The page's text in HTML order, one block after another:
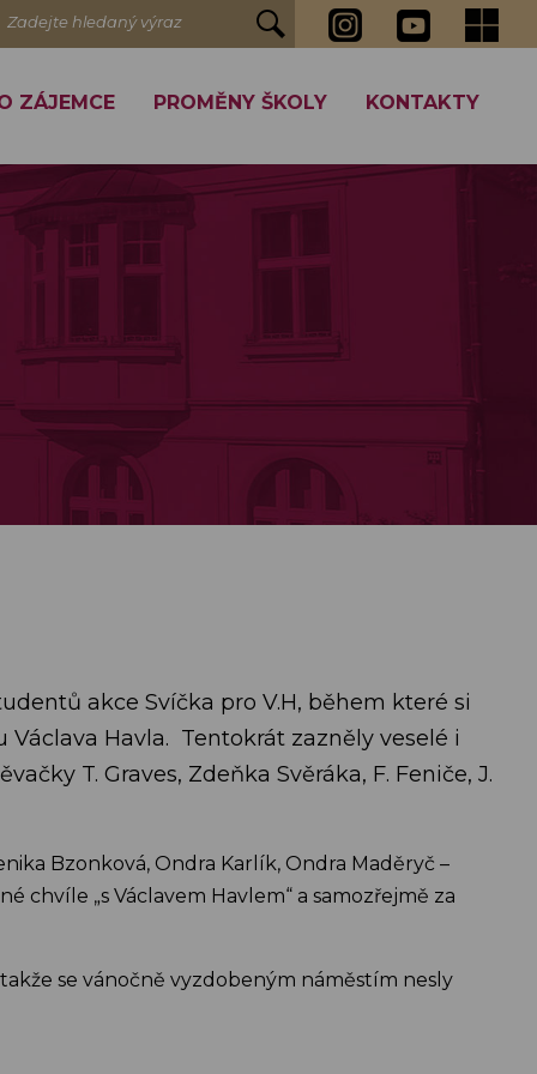
ZÁJEMCE PROMĚNY ŠKOLY KONTAKTY
Zadejte hledaný výraz
akce Svíčka pro V.H, během které si
Havla. Tentokrát zazněly veselé i
T. Graves, Zdeňka Svěráka, F. Feniče, J.
Bzonková, Ondra Karlík, Ondra Maděryč –
chvíle „s Václavem Havlem“ a samozřejmě za
se vánočně vyzdobeným náměstím nesly